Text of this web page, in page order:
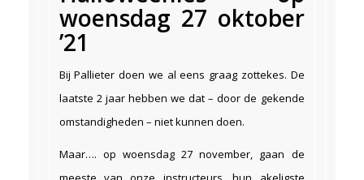
woensdag 27 oktober
’21
Bij Pallieter doen we al eens graag zottekes. De
laatste 2 jaar hebben we dat – door de gekende
omstandigheden – niet kunnen doen.
Maar…. op woensdag 27 november, gaan de